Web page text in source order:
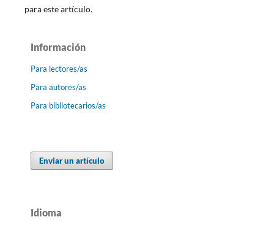
para este artículo.
Información
Para lectores/as
Para autores/as
Para bibliotecarios/as
Enviar un artículo
Idioma